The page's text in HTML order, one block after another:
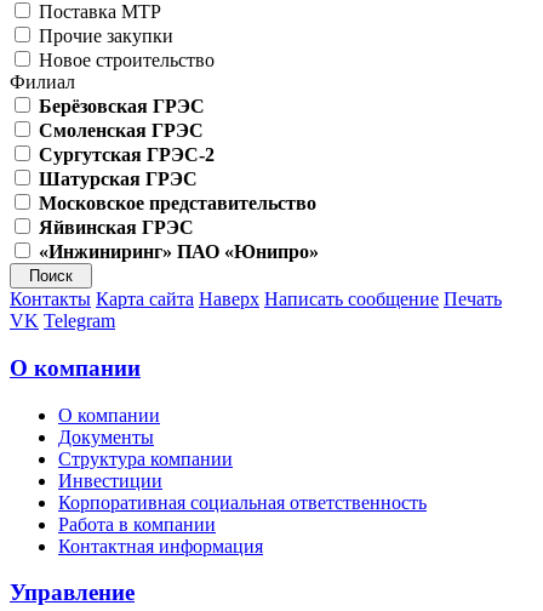
Поставка МТР
Прочие закупки
Новое строительство
Филиал
Берёзовская ГРЭС
Смоленская ГРЭС
Сургутская ГРЭС-2
Шатурская ГРЭС
Московское представительство
Яйвинская ГРЭС
«Инжиниринг» ПАО «Юнипро»
Контакты Карта сайта Наверх Написать сообщение Печать
VK Telegram
О компании
О компании
Документы
Структура компании
Инвестиции
Корпоративная социальная ответственность
Работа в компании
Контактная информация
Управление